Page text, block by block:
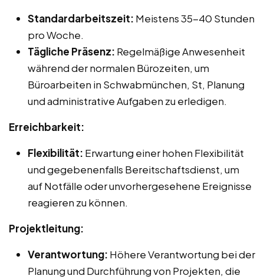
Standardarbeitszeit: Meistens 35-40 Stunden
pro Woche.
Tägliche Präsenz: Regelmäßige Anwesenheit
während der normalen Bürozeiten, um
Büroarbeiten in Schwabmünchen, St, Planung
und administrative Aufgaben zu erledigen.
Erreichbarkeit:
Flexibilität: Erwartung einer hohen Flexibilität
und gegebenenfalls Bereitschaftsdienst, um
auf Notfälle oder unvorhergesehene Ereignisse
reagieren zu können.
Projektleitung:
Verantwortung: Höhere Verantwortung bei der
Planung und Durchführung von Projekten, die